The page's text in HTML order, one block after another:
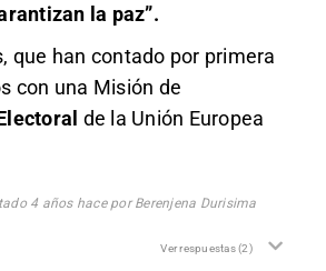
la paz”.
que han contado por primera
con una Misión de
de la Unión Europea
4 años hace por Berenjena Durisima
Ver respuestas(2)